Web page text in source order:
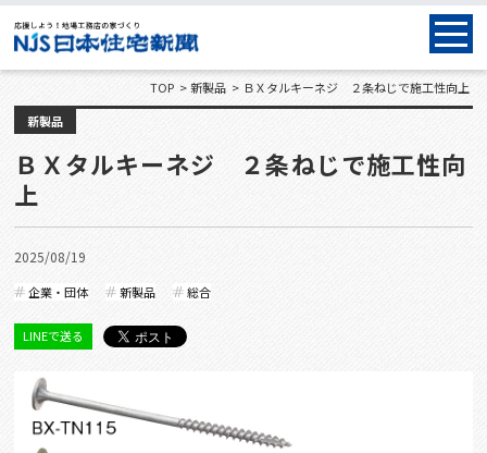
TOP 新製品
ＢＸタルキーネジ ２条ねじで施工性向上
新製品
ＢＸタルキーネジ ２条ねじで施工性向
上
2025/08/19
企業・団体 新製品 総合
LINEで送る